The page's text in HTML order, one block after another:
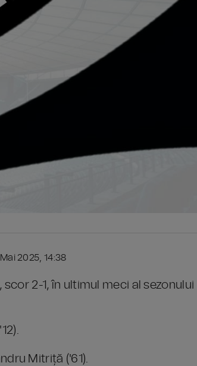
2025, 14:38
2-1, în ultimul meci al sezonului
Mitriță ('61).